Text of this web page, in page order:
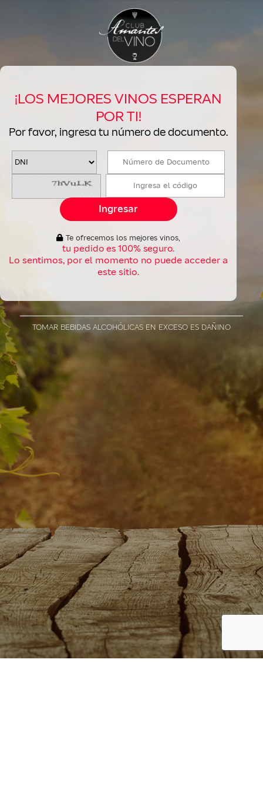
¡LOS MEJORES VINOS ESPERAN
POR TI!
Por favor, ingresa tu número de documento.
Ingresar
Te ofrecemos los mejores vinos,
tu pedido es 100% seguro.
Lo sentimos, por el momento no puede acceder a
este sitio.
TOMAR BEBIDAS ALCOHÓLICAS EN EXCESO ES DAÑINO